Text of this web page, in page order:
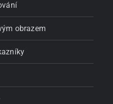
obrazem